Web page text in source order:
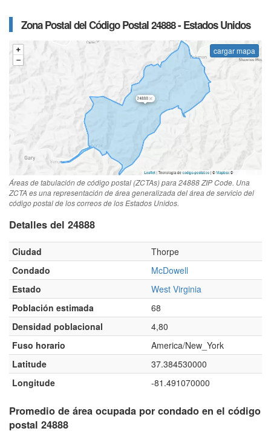
Zona Postal del Código Postal 24888 - Estados Unidos
cargar mapa
Áreas de tabulación de código postal (ZCTAs) para 24888 ZIP Code. Una
ZCTA es una representación de área generalizada del área de servicio del
código postal de los correos de los Estados Unidos.
Detalles del 24888
Ciudad
Thorpe
Condado
McDowell
Estado
West Virginia
Población estimada
68
Densidad poblacional
4,80
Fuso horario
America/New_York
Latitude
37.384530000
Longitude
-81.491070000
Promedio de área ocupada por condado en el código
postal 24888